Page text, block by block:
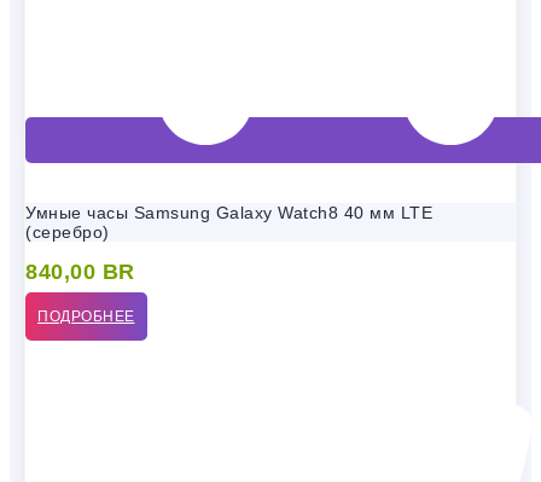
Умные часы Samsung Galaxy Watch8 40 мм LTE
(серебро)
840,00 BR
ПОДРОБНЕЕ